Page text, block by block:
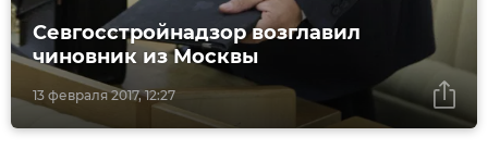
13 февраля 2017, 12:27
Севгосстройнадзор возглавил
чиновник из Москвы